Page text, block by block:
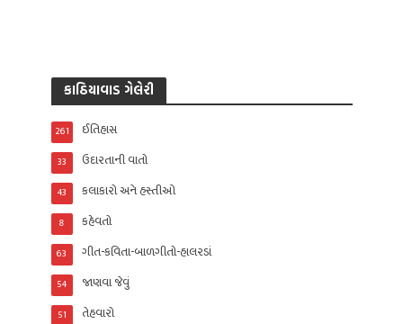
કાઠિયાવાડ ગેલેરી
ઈતિહાસ
261
ઉદારતાની વાતો
33
કલાકારો અને હસ્તીઓ
43
કહેવતો
8
ગીત-કવિતા-બાળગીતો-હાલરડાં
63
જાણવા જેવું
54
તેહવારો
51